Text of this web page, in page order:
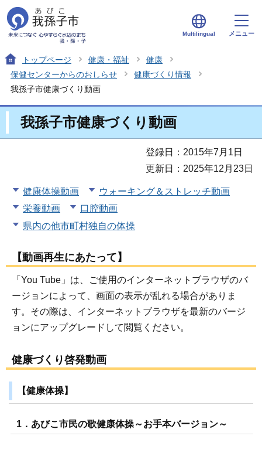
Multilingual メニュー
トップページ 健康・福祉
健康
保健センターからのおしらせ
健康づくり情報
我孫子市健康づくり動画
我孫子市健康づくり動画
登録日：2015年7月1日
更新日：2025年12月23日
健康体操動画
ウォーキング＆ストレッチ動画
栄養動画
口腔動画
県内の他市町村独自の体操
【動画再生にあたって】
「You Tube」は、ご使用のインターネットブラウザのバ
ージョンによって、画面の表示が乱れる場合がありま
す。その際は、インターネットブラウザを最新のバージ
ョンにアップグレードして閲覧ください。
健康づくり啓発動画
【健康体操】
1．あびこ市民の歌健康体操～お手本バージョン～